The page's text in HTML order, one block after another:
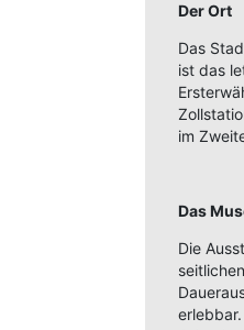
Der Ort
Das
ist das
im
Das
Die